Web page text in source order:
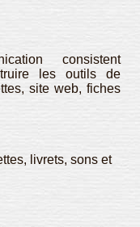
consistent
les outils de
site web, fiches
livrets, sons et